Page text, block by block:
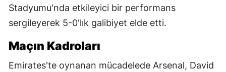
Stadyumu'nda etkileyici bir performans
sergileyerek 5-0'lık galibiyet elde etti.
Maçın Kadroları
Emirates'te oynanan mücadelede Arsenal, David